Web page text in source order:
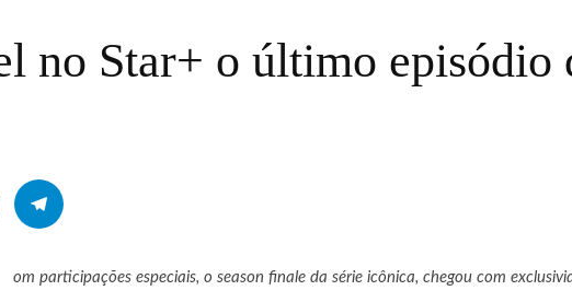
no Star+ o último episódio
om participações especiais, o season finale da série icônica, chegou com